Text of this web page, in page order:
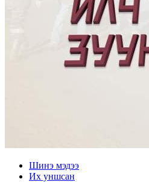
Шинэ мэдээ
Их уншсан